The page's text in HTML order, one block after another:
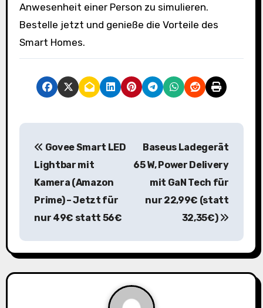
Anwesenheit einer Person zu simulieren.
Bestelle jetzt und genieße die Vorteile des
Smart Homes.
B
a
g
Govee Smart LED
Lightbar mit
Kamera (Amazon
Prime) – Jetzt für
nur 49€ statt 56€
Baseus Ladegerät
65 W, Power Delivery
mit GaN Tech für
nur 22,99€ (statt
32,35€)